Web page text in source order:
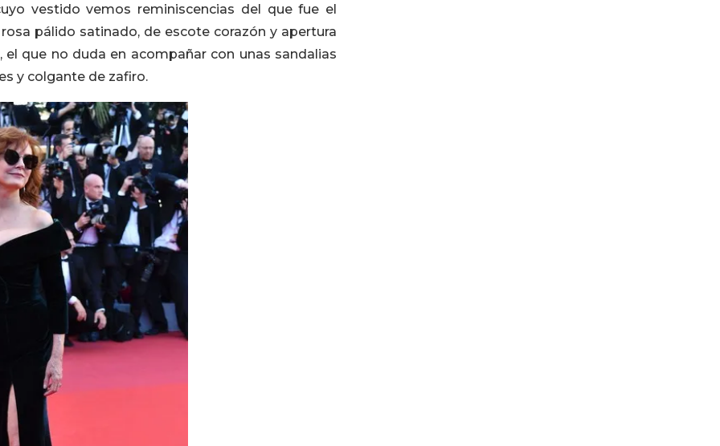
vestido vemos reminiscencias del que fue el
pálido satinado, de escote corazón y apertura
que no duda en acompañar con unas sandalias
y colgante de zafiro.